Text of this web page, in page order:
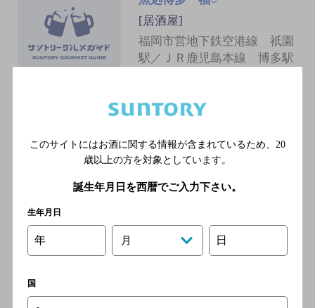
[居酒屋]
福岡市営地下鉄空港線 祇園
駅／ＪＲ鹿児島本線 博多駅
市営地下鉄空港線 博多駅
旨唐揚げと居酒メシ ミライザ
駅 徒歩1分
このサイトにはお酒に関する情報が含まれているため、 20
歳以上の方を対象としています。
誕生年月日を西暦でご入力下さい。
生年月日
年 月 日
国